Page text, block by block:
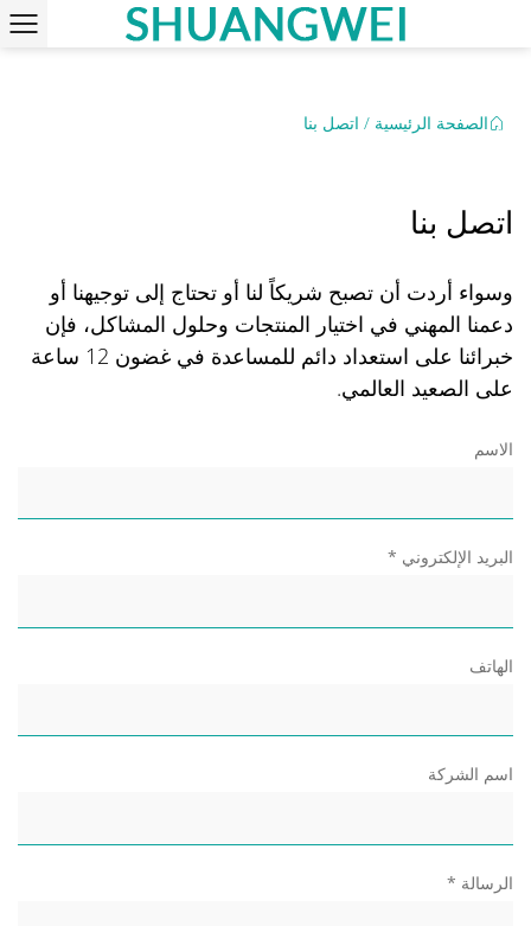
الصفحة الرئيسية / اتصل بنا
اتصل بنا
وسواء أردت أن تصبح شريكاً لنا أو تحتاج إلى توجيهنا أو
دعمنا المهني في اختيار المنتجات وحلول المشاكل، فإن
خبرائنا على استعداد دائم للمساعدة في غضون 12 ساعة
على الصعيد العالمي.
الاسم
البريد الإلكتروني *
الهاتف
اسم الشركة
الرسالة *